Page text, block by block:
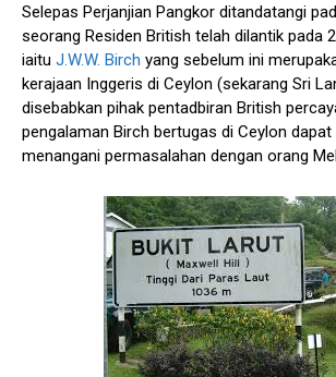
Selepas Perjanjian Pangkor ditandatangi
seorang Residen British telah dilantik pada
iaitu J.W.W. Birch yang sebelum ini
kerajaan Inggeris di Ceylon (sekarang Sri
disebabkan pihak pentadbiran British
pengalaman Birch bertugas di Ceylon
menangani permasalahan dengan orang